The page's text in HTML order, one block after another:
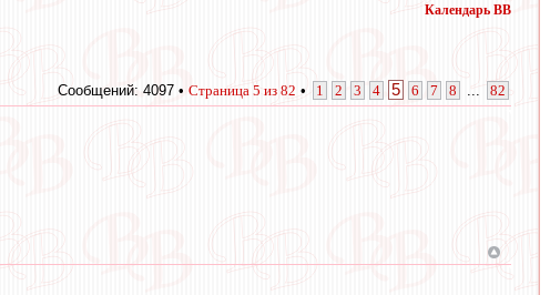
Календарь ВВ
Сообщений: 4097 • Страница 5 из 82 • 1 2 3 4 5 6 7 8 82